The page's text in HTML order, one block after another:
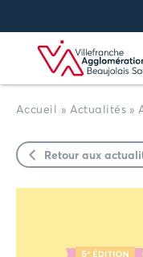
Accueil » Actualités »
Retour aux